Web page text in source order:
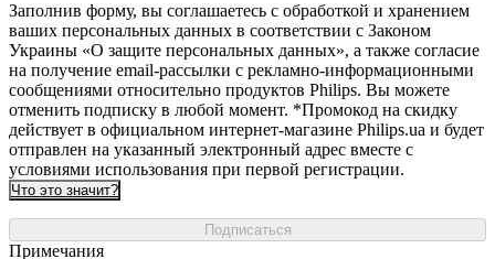
Заполнив форму, вы соглашаетесь с обработкой и хранением
ваших персональных данных в соответствии с Законом
Украины «О защите персональных данных», а также согласие
на получение email-рассылки с рекламно-информационными
сообщениями относительно продуктов Philips. Вы можете
отменить подписку в любой момент. *Промокод на скидку
действует в официальном интернет-магазине Philips.ua и будет
отправлен на указанный электронный адрес вместе с
условиями использования при первой регистрации.
Что это значит?
Подписаться
Примечания